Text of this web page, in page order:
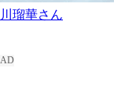
川瑠華さん